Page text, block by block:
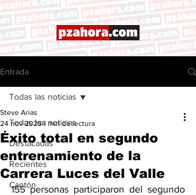
Entrada
Todas las noticias
Destacadas
Recientes
Cantón
Todas las noticias
Éxito total en segundo
entrenamiento de la
Carrera Luces del Valle
Steve Arias
24 nov 2025 1 min de lectura
155 personas participaron del segundo